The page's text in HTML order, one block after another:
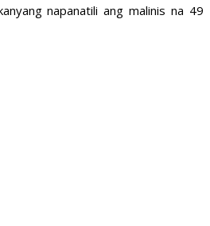
napanatili ang malinis na 49